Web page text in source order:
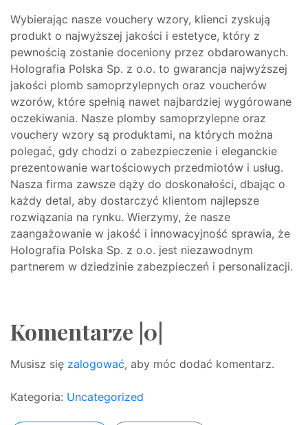
Wybierając nasze vouchery wzory, klienci zyskują
produkt o najwyższej jakości i estetyce, który z
pewnością zostanie doceniony przez obdarowanych.
Holografia Polska Sp. z o.o. to gwarancja najwyższej
jakości plomb samoprzylepnych oraz voucherów
wzorów, które spełnią nawet najbardziej wygórowane
oczekiwania. Nasze plomby samoprzylepne oraz
vouchery wzory są produktami, na których można
polegać, gdy chodzi o zabezpieczenie i eleganckie
prezentowanie wartościowych przedmiotów i usług.
Nasza firma zawsze dąży do doskonałości, dbając o
każdy detal, aby dostarczyć klientom najlepsze
rozwiązania na rynku. Wierzymy, że nasze
zaangażowanie w jakość i innowacyjność sprawia, że
Holografia Polska Sp. z o.o. jest niezawodnym
partnerem w dziedzinie zabezpieczeń i personalizacji.
Komentarze |0|
Musisz się zalogować, aby móc dodać komentarz.
Kategoria: Uncategorized